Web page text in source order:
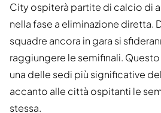
City ospiterà partite di calcio di
nella fase a eliminazione diretta.
squadre ancora in gara si
raggiungere le semifinali.
una delle sedi più significative
accanto alle città ospitanti le
stessa.